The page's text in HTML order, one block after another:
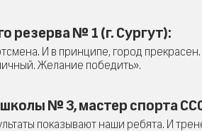
резерва № 1 (г. Сургут):
И в принципе, город прекрасен.
Желание победить».
№ 3, мастер спорта
показывают наши ребята. И